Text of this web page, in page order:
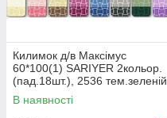
Килимок д/в Максімус
60*100(1) SARIYER 2кольор.
(пад.18шт.), 2536 тем.зеленій
В наявності